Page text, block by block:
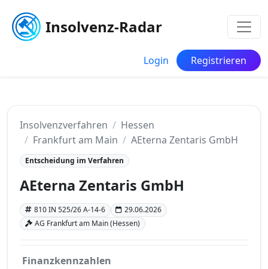
Insolvenz-Radar
Login Registrieren
Insolvenzverfahren
Hessen
Frankfurt am Main
AEterna Zentaris GmbH
Entscheidung im Verfahren
AEterna Zentaris GmbH
810 IN 525/26 A-14-6
29.06.2026
AG Frankfurt am Main (Hessen)
Finanzkennzahlen